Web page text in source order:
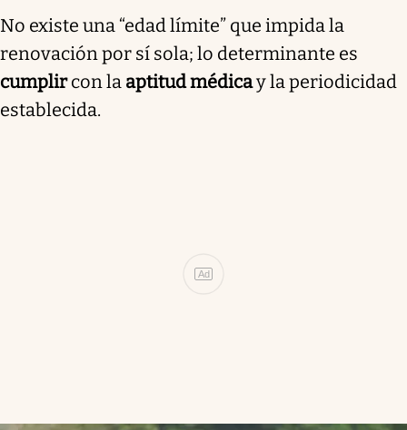
No existe una “edad límite” que impida la
renovación por sí sola; lo determinante es
cumplircon la aptitud médicay la periodicidad
establecida.
Ad